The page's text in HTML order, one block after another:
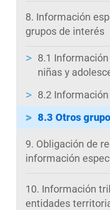
8. Información
grupos de interés
8.1
niñas y
8.2
8.3 Otros
9. Obligación de
información
10. Información
entidades